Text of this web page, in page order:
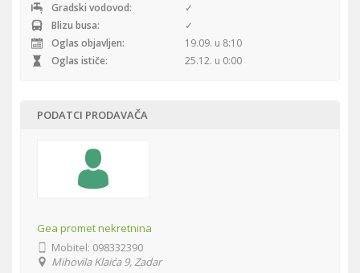
Gradski vodovod:
✓
Blizu busa:
✓
Oglas objavljen:
19.09. u 8:10
Oglas ističe:
25.12. u 0:00
PODATCI PRODAVAČA
Gea promet nekretnina
Mobitel: 098332390
Mihovila Klaića 9, Zadar